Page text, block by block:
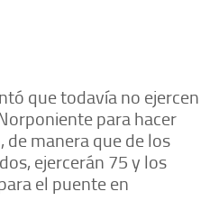
que todavía no ejercen
para hacer
manera que de los
ejercerán 75 y los
el puente en